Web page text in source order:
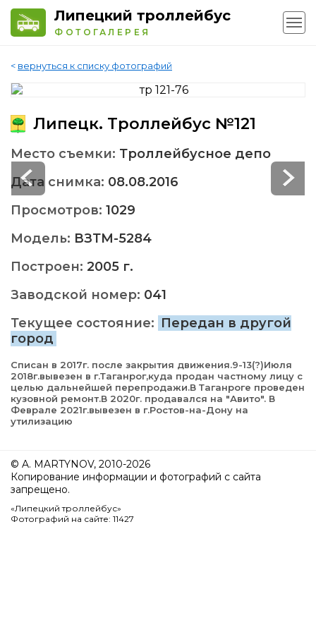
Липецкий троллейбус
ФОТОГАЛЕРЕЯ
< вернуться к списку фотографий
Липецк. Троллейбус №121
Место съемки: Троллейбусное депо
Дата снимка: 08.08.2016
Просмотров: 1029
Модель: ВЗТМ-5284
Построен: 2005 г.
Заводской номер: 041
Текущее состояние: Передан в другой
город
Списан в 2017г. после закрытия движения.9-13(?)Июля
2018г.вывезен в г.Таганрог,куда продан частному лицу с
целью дальнейшей перепродажи.В Таганроге проведен
кузовной ремонт.В 2020г. продавался на "Авито". В
Феврале 2021г.вывезен в г.Ростов-на-Дону на
утилизацию
© A. MARTYNOV, 2010-2026
Копирование информации и фотографий с сайта
запрещено.
«Липецкий троллейбус»
Фотографий на сайте: 11427